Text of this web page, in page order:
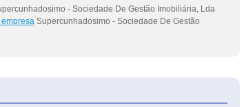
- Sociedade De Gestão Imobiliária, Lda
Supercunhadosimo - Sociedade De Gestão